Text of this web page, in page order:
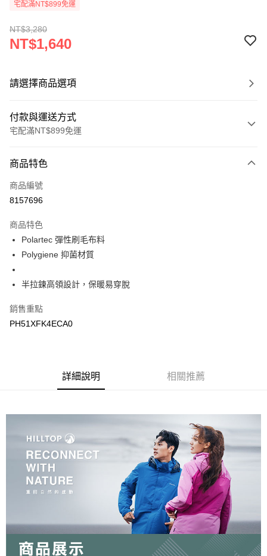
宅配滿NT$899免運
NT$3,280
NT$1,640
請選擇商品選項
付款與運送方式
宅配滿NT$899免運
信用卡一次付款
LINE Pay
悠遊付
Google Pay
運送方式
宅配
每筆NT$90，滿NT$899(含以上)免運費
商品特色
商品編號
8157696
商品特色
Polartec 彈性刷毛布料
Polygiene 抑菌材質
半拉鍊高領設計，保暖易穿脫
銷售重點
PH51XFK4ECA0
詳細說明 相關推薦